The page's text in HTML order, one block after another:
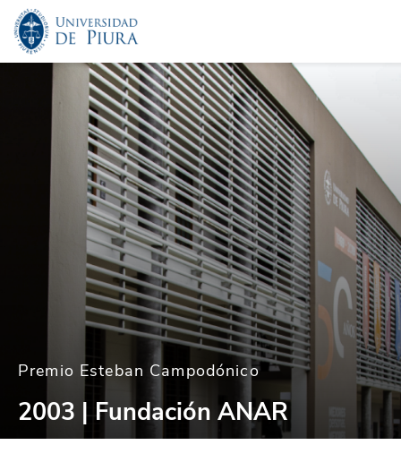
Premio Esteban Campodónico
2003 | Fundación ANAR